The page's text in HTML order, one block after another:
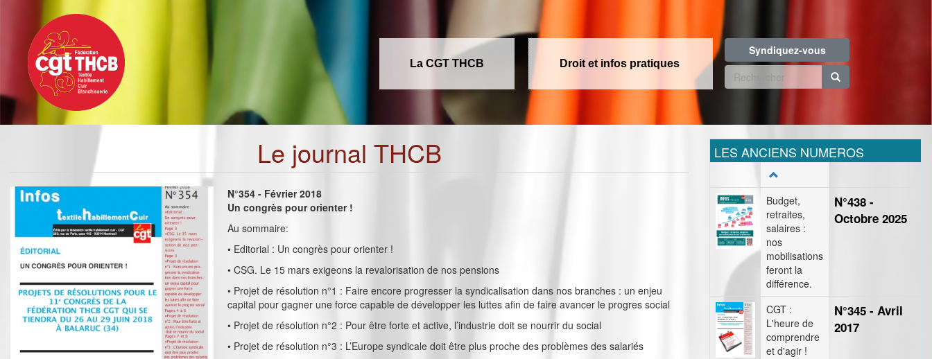
contenu
principal
La CGT THCB Droit et infos pratiques
Syndiquez-vous
Formulaire
recherche
Le journal THCB
N°354 - Février 2018
Un congrès pour orienter !
Au sommaire:
• Editorial : Un congrès pour orienter !
• CSG. Le 15 mars exigeons la revalorisation de nos pensions
• Projet de résolution n°1 : Faire encore progresser la syndicalisation dans nos branches : un enjeu
capital pour gagner une force capable de développer les luttes afin de faire avancer le progres social
• Projet de résolution n°2 : Pour être forte et active, l’industrie doit se nourrir du social
• Projet de résolution n°3 : L’Europe syndicale doit être plus proche des problèmes des salariés
LES ANCIENS NUMEROS
Budget,
retraites,
salaires :
nos
mobilisations
feront la
différence.
N°438 -
Octobre 2025
CGT :
L'heure de
comprendre
et d'agir !
N°345 - Avril
2017